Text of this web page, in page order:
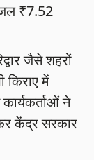
₹7.52
जैसे शहरों
किराए में
कार्यकर्ताओं ने
केंद्र सरकार